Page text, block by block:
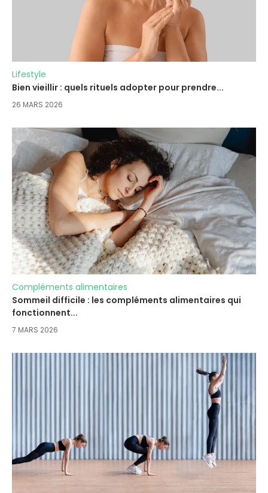
Lifestyle
Bien vieillir : quels rituels adopter pour prendre...
26 MARS 2026
Compléments alimentaires
Sommeil difficile : les compléments alimentaires qui
fonctionnent...
7 MARS 2026